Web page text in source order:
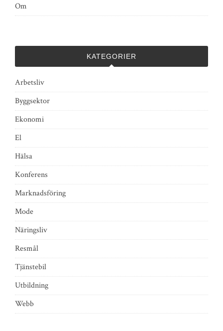
Om
KATEGORIER
Arbetsliv
Byggsektor
Ekonomi
El
Hälsa
Konferens
Marknadsföring
Mode
Näringsliv
Resmål
Tjänstebil
Utbildning
Webb